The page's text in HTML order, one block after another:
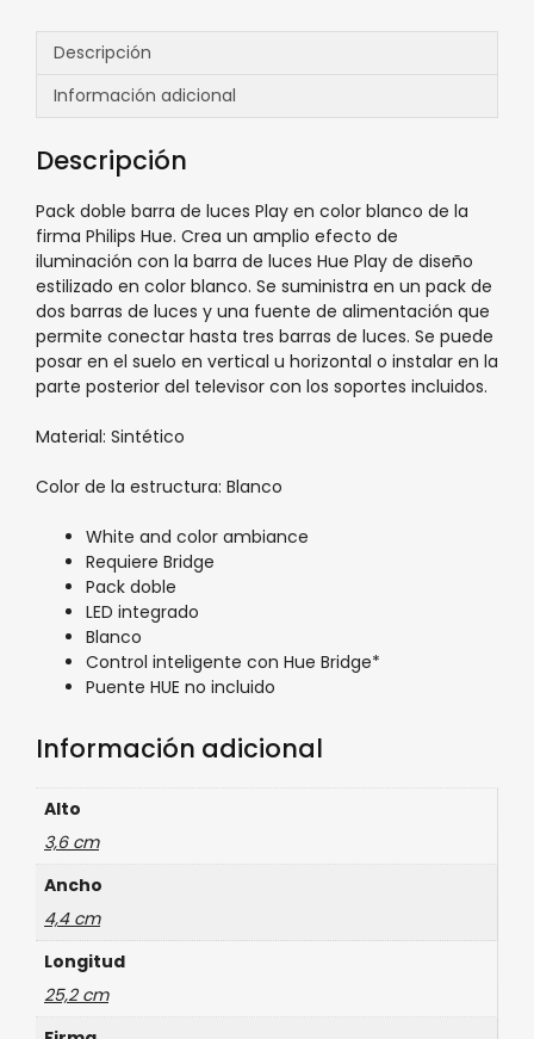
Descripción
Información adicional
Descripción
Pack doble barra de luces Play en color blanco de la
firma Philips Hue. Crea un amplio efecto de
iluminación con la barra de luces Hue Play de diseño
estilizado en color blanco. Se suministra en un pack de
dos barras de luces y una fuente de alimentación que
permite conectar hasta tres barras de luces. Se puede
posar en el suelo en vertical u horizontal o instalar en la
parte posterior del televisor con los soportes incluidos.
Material: Sintético
Color de la estructura: Blanco
White and color ambiance
Requiere Bridge
Pack doble
LED integrado
Blanco
Control inteligente con Hue Bridge*
Puente HUE no incluido
Información adicional
Alto
3,6 cm
Ancho
4,4 cm
Longitud
25,2 cm